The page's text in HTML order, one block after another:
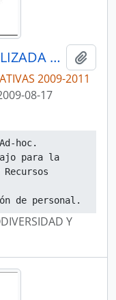
ACTAS COMISIÓN ESPECIALIZADA PERMANENTE DE BIODIVERSIDAD Y RECURSOS NATURALES
2009-2011
08-17
hoc.
para la
de personal.
Y